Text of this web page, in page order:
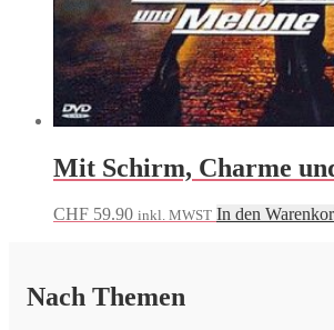
Mit Schirm, Charme
CHF 59.90 inkl. MWST In den
Nach Themen